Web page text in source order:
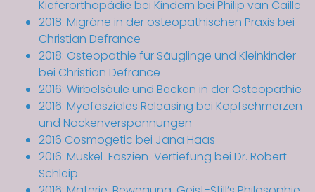
Kieferorthopädie bei Kindern bei Philip van Caille
2018: Migräne in der osteopathischen Praxis bei
Christian Defrance
2018: Osteopathie für Säuglinge und Kleinkinder
bei Christian Defrance
2016: Wirbelsäule und Becken in der Osteopathie
2016: Myofasziales Releasing bei Kopfschmerzen
und Nackenverspannungen
2016 Cosmogetic bei Jana Haas
2016: Muskel-Faszien-Vertiefung bei Dr. Robert
Schleip